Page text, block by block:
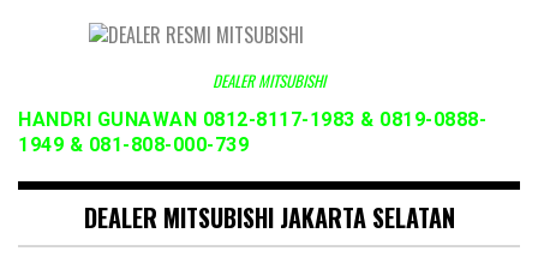
DEALER MITSUBISHI
HANDRI GUNAWAN 0812-8117-1983 & 0819-0888-
1949 & 081-808-000-739
DEALER MITSUBISHI JAKARTA SELATAN